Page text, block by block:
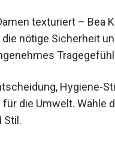
texturiert – Bea
nötige Sicherheit
Tragegefühl.
Hygiene-
die Umwelt. Wähle